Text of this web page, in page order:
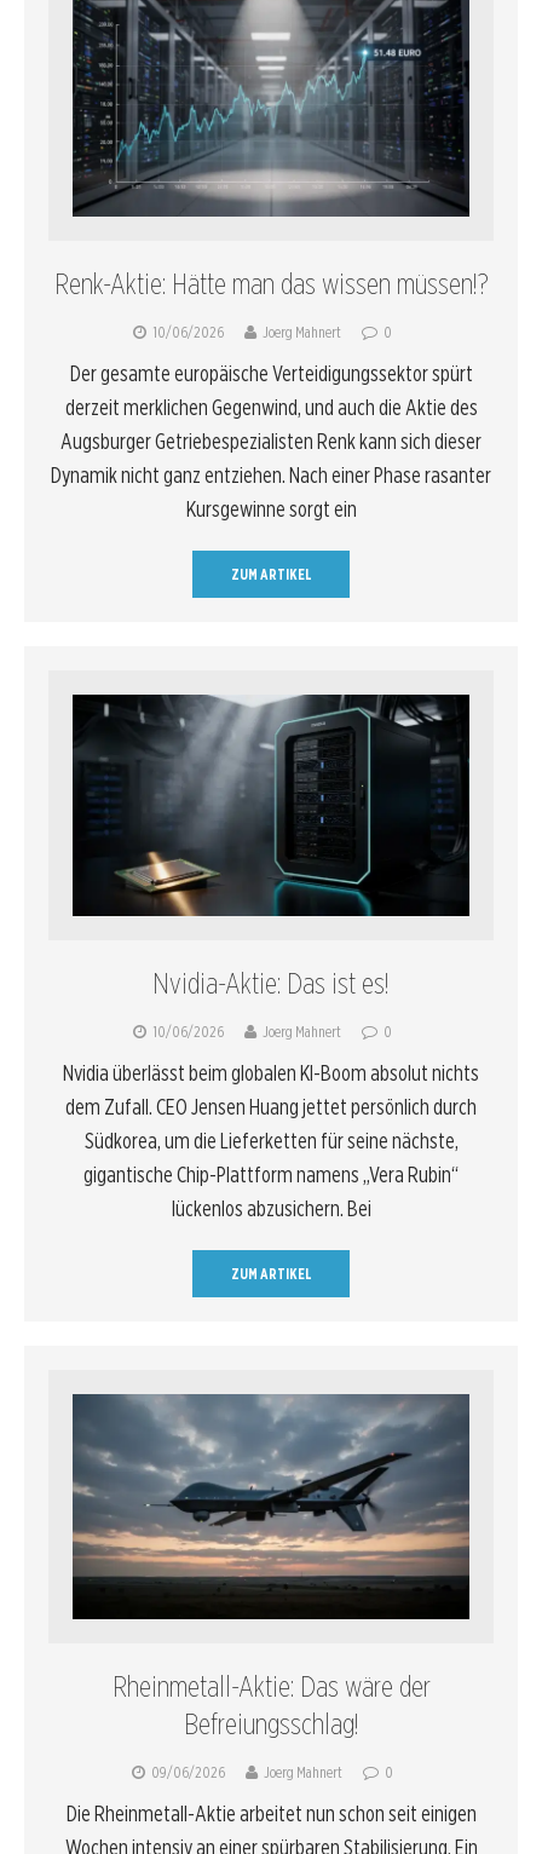
Renk-Aktie: Hätte man das wissen müssen!?
10/06/2026 Joerg Mahnert 0
Der gesamte europäische Verteidigungssektor spürt
derzeit merklichen Gegenwind, und auch die Aktie des
Augsburger Getriebespezialisten Renk kann sich dieser
Dynamik nicht ganz entziehen. Nach einer Phase rasanter
Kursgewinne sorgt ein
ZUM ARTIKEL
Nvidia-Aktie: Das ist es!
10/06/2026 Joerg Mahnert 0
Nvidia überlässt beim globalen KI-Boom absolut nichts
dem Zufall. CEO Jensen Huang jettet persönlich durch
Südkorea, um die Lieferketten für seine nächste,
gigantische Chip-Plattform namens „Vera Rubin“
lückenlos abzusichern. Bei
ZUM ARTIKEL
Rheinmetall-Aktie: Das wäre der
Befreiungsschlag!
09/06/2026 Joerg Mahnert 0
Die Rheinmetall-Aktie arbeitet nun schon seit einigen
Wochen intensiv an einer spürbaren Stabilisierung. Ein